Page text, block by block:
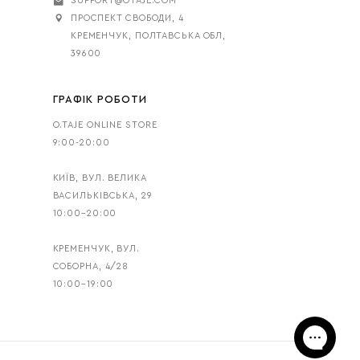
тіла. Ви можете обрати плаття з додаванням вовни, яке
дизайнерського рішення. Таким чином ми хочемо
молочний, чорний чи сірий колір або ж віддати
плаття з інтернет-магазину Otaje точно принесуть вам
ПРОСПЕКТ СВОБОДИ, 4
КРЕМЕНЧУК, ПОЛТАВСЬКА ОБЛ,
39600
ГРАФІК РОБОТИ
O.TAJE ONLINE STORE
9:00-20:00
КИЇВ, ВУЛ. ВЕЛИКА
ВАСИЛЬКІВСЬКА, 29
10:00–20:00
КРЕМЕНЧУК, ВУЛ.
СОБОРНА, 4/28
10:00–19:00